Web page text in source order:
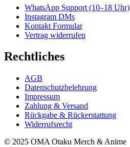
WhatsApp Support (10–18 Uhr)
Instagram DMs
Kontakt Formular
Vertrag widerrufen
Rechtliches
AGB
Datenschutzbelehrung
Impressum
Zahlung & Versand
Rückgabe & Rückerstattung
Widerrufsrecht
© 2025 OMA Otaku Merch & Anime